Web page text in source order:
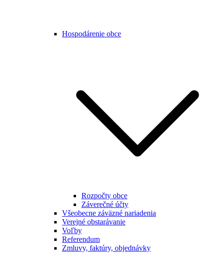
Hospodárenie obce
Rozpočty obce
Záverečné účty
Všeobecne záväzné nariadenia
Verejné obstarávanie
Voľby
Referendum
Zmluvy, faktúry, objednávky